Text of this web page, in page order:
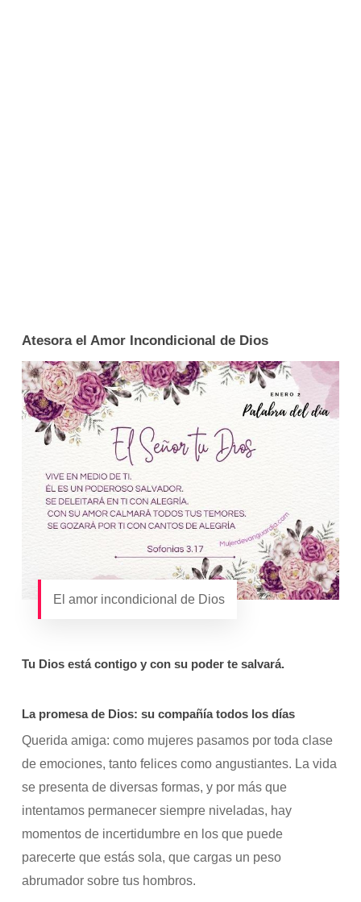
Atesora el Amor Incondicional de Dios
El amor incondicional de Dios
Tu Dios está contigo y con su poder te salvará.
La promesa de Dios: su compañía todos los días
Querida amiga: como mujeres pasamos por toda clase
de emociones, tanto felices como angustiantes. La vida
se presenta de diversas formas, y por más que
intentamos permanecer siempre niveladas, hay
momentos de incertidumbre en los que puede
parecerte que estás sola, que cargas un peso
abrumador sobre tus hombros.